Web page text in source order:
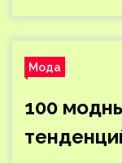
Мода
100